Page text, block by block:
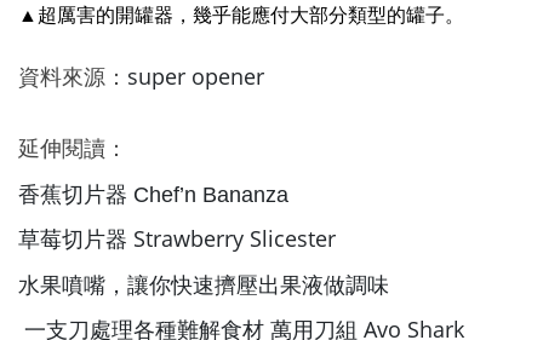
▲超厲害的開罐器，幾乎能應付大部分類型的罐子。
資料來源： super opener
延伸閱讀：
香蕉切片器 Chef’n Bananza
草莓切片器 Strawberry Slicester
水果噴嘴，讓你快速擠壓出果液做調味
一支刀處理各種難解食材 萬用刀組 Avo Shark